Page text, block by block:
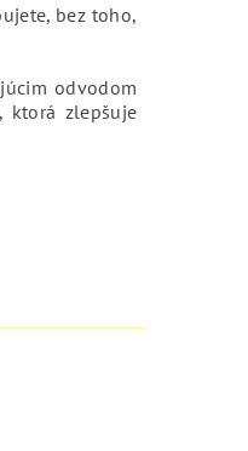
bez toho,
odvodom
ktorá zlepšuje